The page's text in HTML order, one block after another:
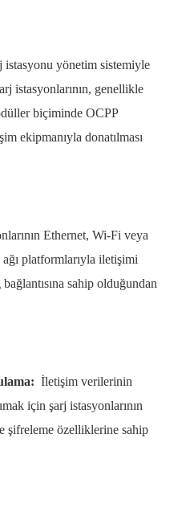
తెలుగు
ਪੰਜਾਬੀ
Беларуская
dansk
ଓଡ଼ିଆ
istasyonu yönetim sistemiyle
istasyonlarının, genellikle
biçiminde OCPP
ekipmanıyla donatılması
Ethernet, Wi-Fi veya
platformlarıyla iletişimi
sahip olduğundan
İletişim verilerinin
için şarj istasyonlarının
şifreleme özelliklerine sahip